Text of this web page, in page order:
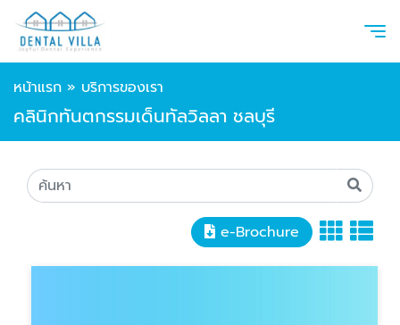
หน้าแรก » บริการของเรา
คลินิกทันตกรรมเด็นทัลวิลลา ชลบุรี
e-Brochure